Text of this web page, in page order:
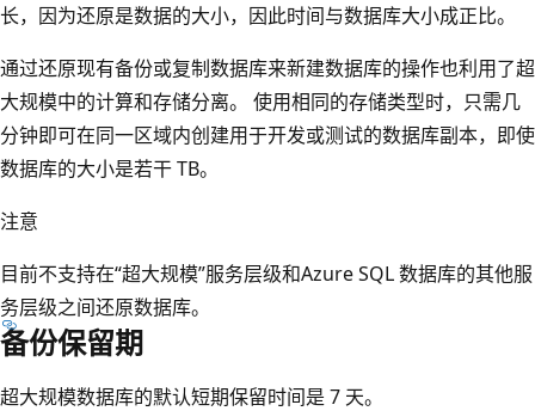
长，因为还原是数据的大小，因此时间与数据库大小成正比。
通过还原现有备份或复制数据库来新建数据库的操作也利用了超
大规模中的计算和存储分离。 使用相同的存储类型时，只需几
分钟即可在同一区域内创建用于开发或测试的数据库副本，即使
数据库的大小是若干 TB。
注意
目前不支持在“超大规模”服务层级和Azure SQL 数据库的其他服
务层级之间还原数据库。
备份保留期
超大规模数据库的默认短期保留时间是 7 天。